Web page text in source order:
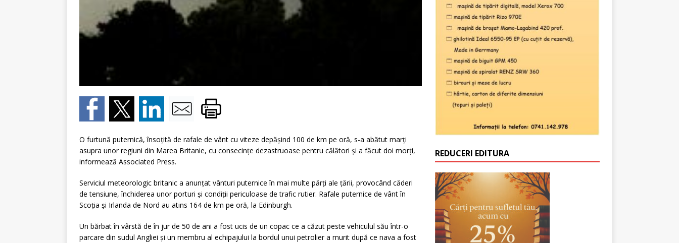
O furtună puternică, însoţită de rafale de vânt cu viteze depăşind 100 de km pe oră, s-a abătut marţi
asupra unor regiuni din Marea Britanie, cu consecinţe dezastruoase pentru călători şi a făcut doi morţi,
informează Associated Press.
Serviciul meteorologic britanic a anunţat vânturi puternice în mai multe părţi ale ţării, provocând căderi
de tensiune, închiderea unor porturi şi condiţii periculoase de trafic rutier. Rafale puternice de vânt în
Scoţia şi Irlanda de Nord au atins 164 de km pe oră, la Edinburgh.
Un bărbat în vârstă de în jur de 50 de ani a fost ucis de un copac ce a căzut peste vehiculul său într-o
parcare din sudul Angliei şi un membru al echipajului la bordul unui petrolier a murit după ce nava a fost
REDUCERI EDITURA